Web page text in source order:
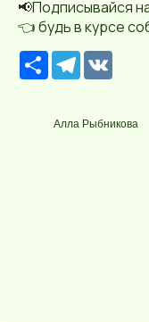
📢Подписывайся
👈 будь в курсе
Р
е
р
с
T
e
g
r
Алла Рыбникова